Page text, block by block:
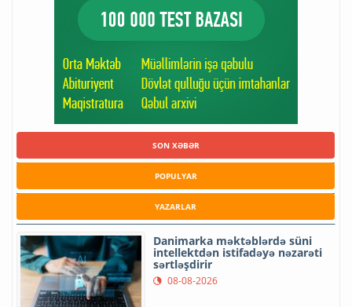
SON XƏBƏR
POPULYAR
YAZARLAR
Danimarka məktəblərdə süni
intellektdən istifadəyə nəzarəti
sərtləşdirir
08-08-2026